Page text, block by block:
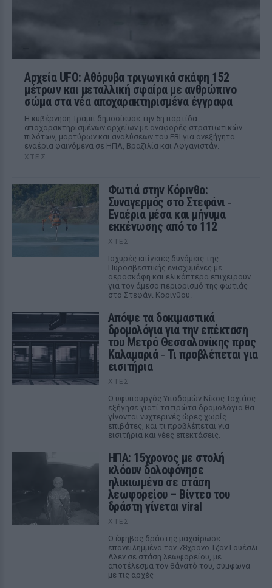
Αρχεία UFO: Αθόρυβα τριγωνικά σκάφη 152
μέτρων και μεταλλική σφαίρα με ανθρώπινο
σώμα στα νέα αποχαρακτηρισμένα έγγραφα
Η κυβέρνηση Τραμπ δημοσίευσε την 5η παρτίδα
αποχαρακτηρισμένων αρχείων με αναφορές στρατιωτικών
πιλότων, μαρτύρων και αναλύσεων του FBI για ανεξήγητα
εναέρια φαινόμενα σε ΗΠΑ, Βραζιλία και Αφγανιστάν.
ΧΤΕΣ
Φωτιά στην Κόρινθο:
Συναγερμός στο Στεφάνι ‑
Εναέρια μέσα και μήνυμα
εκκένωσης από το 112
ΧΤΕΣ
Ισχυρές επίγειες δυνάμεις της
Πυροσβεστικής ενισχυμένες με
αεροσκάφη και ελικόπτερα επιχειρούν
για τον άμεσο περιορισμό της φωτιάς
στο Στεφάνι Κορίνθου.
Απόψε τα δοκιμαστικά
δρομολόγια για την επέκταση
του Μετρό Θεσσαλονίκης προς
Καλαμαριά ‑ Τι προβλέπεται για
εισιτήρια
ΧΤΕΣ
Ο υφυπουργός Υποδομών Νίκος Ταχιάος
εξήγησε γιατί τα πρώτα δρομολόγια θα
γίνονται νυχτερινές ώρες χωρίς
επιβάτες, και τι προβλέπεται για
εισιτήρια και νέες επεκτάσεις.
ΗΠΑ: 15χρονος με στολή
κλόουν δολοφόνησε
ηλικιωμένο σε στάση
λεωφορείου – Βίντεο του
δράστη γίνεται viral
ΧΤΕΣ
Ο έφηβος δράστης μαχαίρωσε
επανειλημμένα τον 78χρονο Τζον Γουέσλι
Αλεν σε στάση λεωφορείου, με
αποτέλεσμα τον θάνατό του, σύμφωνα
με τις αρχές